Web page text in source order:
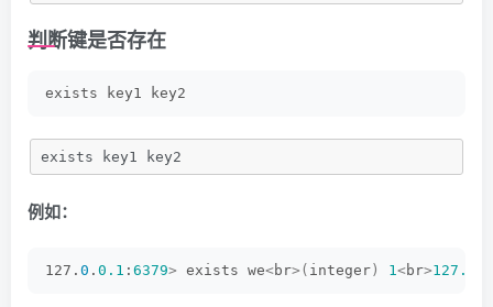
判断键是否存在
exists key1 key2
exists key1 key2
例如：
127. 0 . 0.1 : 6379> exists we<br>( integer ) 1<br>127.0